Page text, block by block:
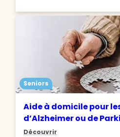
Seniors
Aide à domicile pour
d’Alzheimer ou de
Découvrir